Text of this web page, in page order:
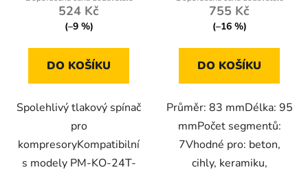
524 Kč
(–9 %)
DO KOŠÍKU
Spolehlivý tlakový spínač
pro
kompresoryKompatibilní
s modely PM-KO-24T-
755 Kč
(–16 %)
DO KOŠÍKU
Průměr: 83 mmDélka: 95
mmPočet segmentů:
7Vhodné pro: beton,
cihly, keramiku,